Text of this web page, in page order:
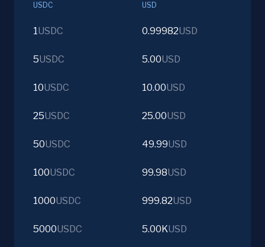
USDC USD
1USDC 0.99982USD
5USDC 5.00USD
10USDC 10.00USD
25USDC 25.00USD
50USDC 49.99USD
100USDC 99.98USD
1000USDC 999.82USD
5000USDC 5.00KUSD